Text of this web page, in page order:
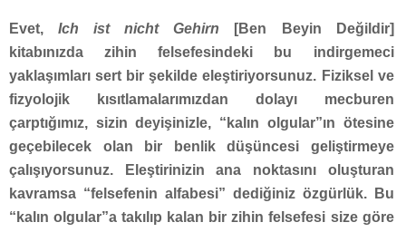
Evet,Ich ist nicht Gehirn
[Ben Beyin Değildir]
kitabınızda zihin felsefesindeki bu indirgemeci
yaklaşımları sert bir şekilde eleştiriyorsunuz. Fiziksel ve
fizyolojik kısıtlamalarımızdan dolayı mecburen
çarptığımız, sizin deyişinizle, “kalın olgular”ın ötesine
geçebilecek olan bir benlik düşüncesi geliştirmeye
çalışıyorsunuz. Eleştirinizin ana noktasını oluşturan
kavramsa “felsefenin alfabesi” dediğiniz özgürlük. Bu
“kalın olgular”a takılıp kalan bir zihin felsefesi size göre